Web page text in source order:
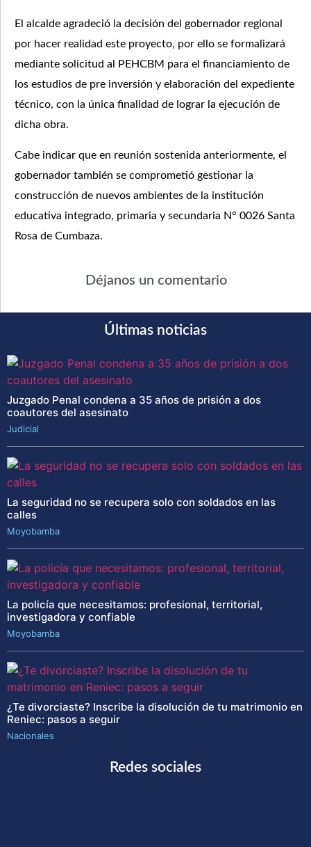
El alcalde agradeció la decisión del gobernador regional
por hacer realidad este proyecto, por ello se formalizará
mediante solicitud al PEHCBM para el financiamiento de
los estudios de pre inversión y elaboración del expediente
técnico, con la única finalidad de lograr la ejecución de
dicha obra.
Cabe indicar que en reunión sostenida anteriormente, el
gobernador también se comprometió gestionar la
construcción de nuevos ambientes de la institución
educativa integrado, primaria y secundaria N° 0026 Santa
Rosa de Cumbaza.
Déjanos un comentario
Últimas noticias
Juzgado Penal condena a 35 años de prisión a dos
coautores del asesinato
Judicial
La seguridad no se recupera solo con soldados en las
calles
Moyobamba
La policía que necesitamos: profesional, territorial,
investigadora y confiable
Moyobamba
¿Te divorciaste? Inscribe la disolución de tu matrimonio en
Reniec: pasos a seguir
Nacionales
Redes sociales